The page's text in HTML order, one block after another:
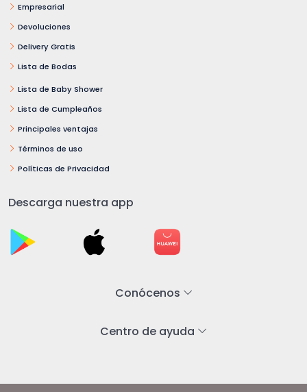
Empresarial
Devoluciones
Delivery Gratis
Lista de Bodas
Lista de Baby Shower
Lista de Cumpleaños
Principales ventajas
Términos de uso
Políticas de Privacidad
Descarga nuestra app
Conócenos
Centro de ayuda